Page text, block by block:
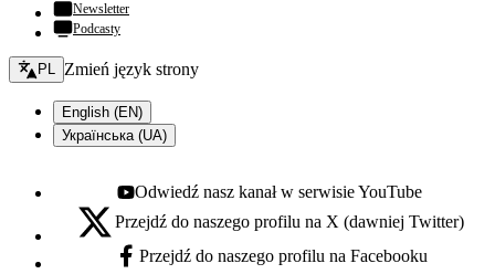
Newsletter
Podcasty
Zmień język - bieżący:
PL Zmień język strony
English (EN)
Українська (UA)
Youtube - otwiera się w nowej karcie
Odwiedź nasz kanał w serwisie YouTube
X - otwiera się w nowej karcie
Przejdź do naszego profilu na X (dawniej Twitter)
Facebook - otwiera się w nowej karcie
Przejdź do naszego profilu na Facebooku